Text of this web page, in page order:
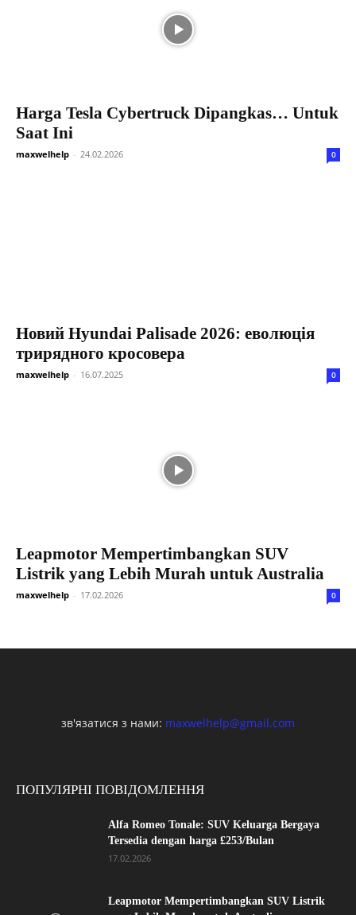
Harga Tesla Cybertruck Dipangkas… Untuk
Saat Ini
maxwelhelp - 24.02.2026 0
Новий Hyundai Palisade 2026: еволюція
трирядного кросовера
maxwelhelp - 16.07.2025 0
Leapmotor Mempertimbangkan SUV
Listrik yang Lebih Murah untuk Australia
maxwelhelp - 17.02.2026 0
зв'язатися з нами: maxwelhelp@gmail.com
ПОПУЛЯРНІ ПОВІДОМЛЕННЯ
Alfa Romeo Tonale: SUV Keluarga Bergaya
Tersedia dengan harga £253/Bulan
17.02.2026
Leapmotor Mempertimbangkan SUV Listrik